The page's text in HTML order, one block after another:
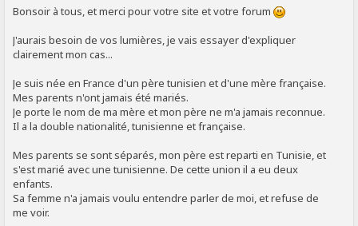
Bonsoir à tous, et merci pour votre site et votre forum
J'aurais besoin de vos lumières, je vais essayer d'expliquer
clairement mon cas...
Je suis née en France d'un père tunisien et d'une mère française.
Mes parents n'ont jamais été mariés.
Je porte le nom de ma mère et mon père ne m'a jamais reconnue.
Il a la double nationalité, tunisienne et française.
Mes parents se sont séparés, mon père est reparti en Tunisie, et
s'est marié avec une tunisienne. De cette union il a eu deux
enfants.
Sa femme n'a jamais voulu entendre parler de moi, et refuse de
me voir.